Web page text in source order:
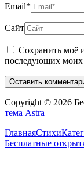
Email*
Сайт
Сохранить моё
последующих моих
Copyright © 2026
тема Astra
ГлавнаяСтихи
Бесплатные